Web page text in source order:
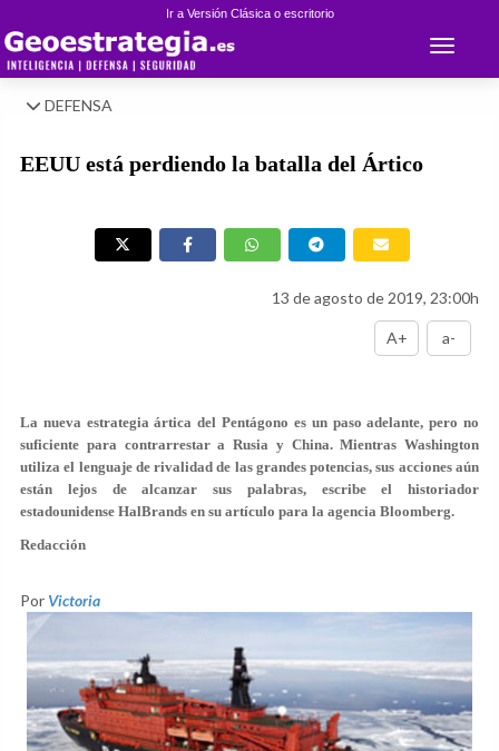
Ir a Versión Clásica o escritorio
Toggle
DEFENSA
EEUU está perdiendo la batalla del Ártico
13 de agosto de 2019, 23:00h
A+ a-
La nueva estrategia ártica del Pentágono es un paso adelante, pero no
suficiente para contrarrestar a Rusia y China. Mientras Washington
utiliza el lenguaje de rivalidad de las grandes potencias, sus acciones aún
están lejos de alcanzar sus palabras, escribe el historiador
estadounidense HalBrands en su artículo para la agencia Bloomberg.
Redacción
Por Victoria